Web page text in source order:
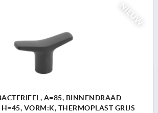
NIEUW
A=85, BINNENDRAAD
VORM:K, THERMOPLAST GRIJS